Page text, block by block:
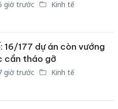
giờ trước Kinh tế
16/177 dự án còn vướng
cần tháo gỡ
giờ trước Kinh tế